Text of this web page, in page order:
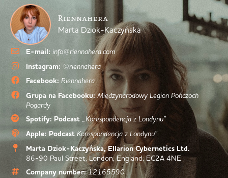
Riennahera
Marta Dziok-Kaczyńska
E-mail: info@riennahera.com
Instagram: @riennahera
Facebook: Riennahera
Grupa na Facebooku: Międzynarodowy Legion Pończoch
Pogardy
Spotify: Podcast „Korespondencja z Londynu”
Apple: Podcast Korespondencja z Londynu”
Marta Dziok-Kaczyńska, Ellarion Cybernetics Ltd.
86-90 Paul Street, London, England, EC2A 4NE
Company number: 12165590